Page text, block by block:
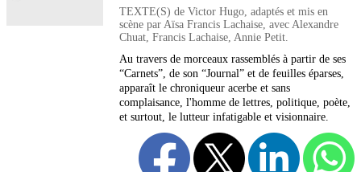
TEXTE(S) de Victor Hugo, adaptés et mis en
scène par Aïsa Francis Lachaise, avec Alexandre
Chuat, Francis Lachaise, Annie Petit.
Au travers de morceaux rassemblés à partir de ses
“Carnets”, de son “Journal” et de feuilles éparses,
apparaît le chroniqueur acerbe et sans
complaisance, l'homme de lettres, politique, poète,
et surtout, le lutteur infatigable et visionnaire.